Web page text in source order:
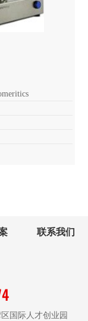
联系我们
国际人才创业园